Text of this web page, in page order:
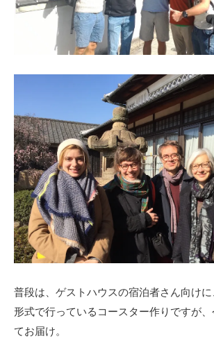
普段は、ゲストハウスの宿泊者さん向け
形式で行っているコースター作りですが
てお届け。